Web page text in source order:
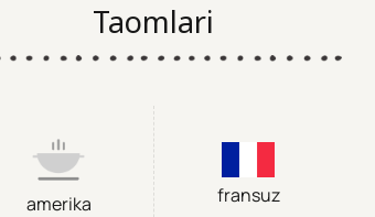
Taomlari
amerika fransuz